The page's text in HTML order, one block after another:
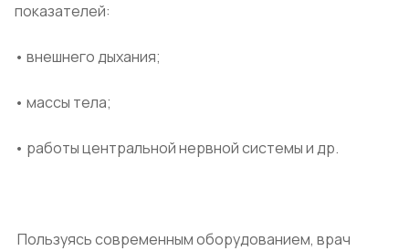
показателей:
• внешнего дыхания;
• массы тела;
• работы центральной нервной системы и др.
Пользуясь современным оборудованием, врач